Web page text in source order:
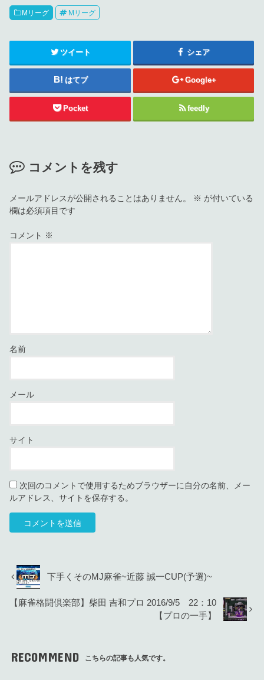
Mリーグ Mリーグ
ツイート シェア
はてブ Google+
Pocket feedly
コメントを残す
メールアドレスが公開されることはありません。 ※ が付いている
欄は必須項目です
コメント ※
名前
メール
サイト
次回のコメントで使用するためブラウザーに自分の名前、メー
ルアドレス、サイトを保存する。
下手くそのMJ麻雀~近藤 誠一CUP(予選)~
【麻雀格闘倶楽部】柴田 吉和プロ 2016/9/5 22：10
【プロの一手】
RECOMMEND こちらの記事も人気です。